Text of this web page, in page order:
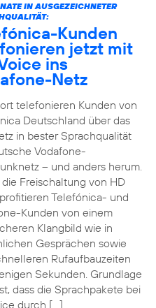
IN AUSGEZEICHNETER
Kunden
jetzt mit
ins
Netz
telefonieren Kunden von
Deutschland über das
in bester Sprachqualität
Vodafone-
– und anders herum.
Freischaltung von HD
Telefónica- und
Kunden von einem
Klangbild wie in
Gesprächen sowie
Rufaufbauzeiten
Sekunden. Grundlage
dass die Sprachpakete bei
durch […]